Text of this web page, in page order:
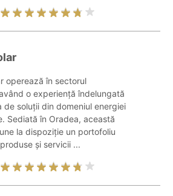
operează în sectorul
o experiență îndelungată
de soluții din domeniul energiei
Sediată în Oradea, această
la dispoziție un portofoliu
și servicii ...